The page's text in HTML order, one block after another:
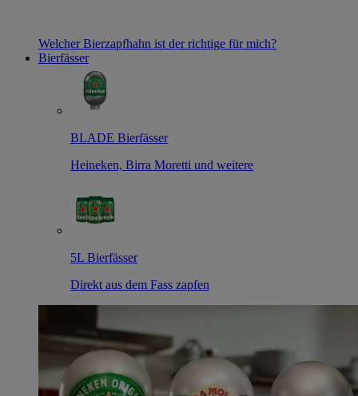
Welcher Bierzapfhahn ist der richtige für mich?
Bierfässer
BLADE Bierfässer
Heineken, Birra Moretti und weitere
5L Bierfässer
Direkt aus dem Fass zapfen